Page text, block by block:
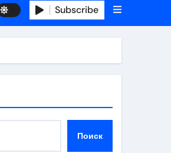
Subscribe
Поиск